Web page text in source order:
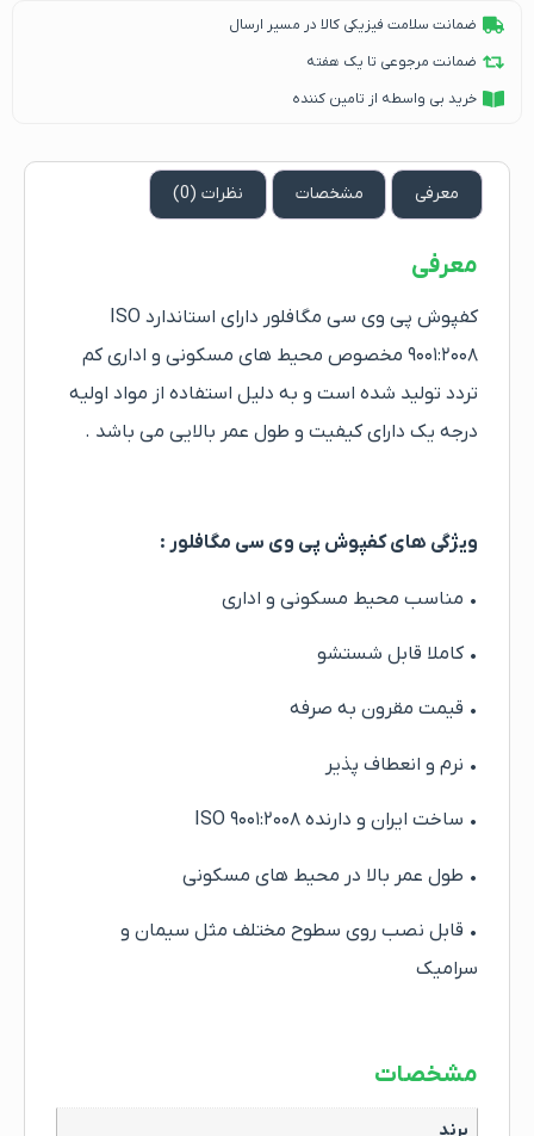
ضمانت سلامت فیزیکی کالا در مسیر ارسال
ضمانت مرجوعی تا یک هفته
خرید بی واسطه از تامین کننده
معرفی مشخصات نظرات (0)
معرفی
کفپوش پی وی سی مگافلور دارای استاندارد ISO
۹۰۰۱:۲۰۰۸ مخصوص محیط های مسکونی و اداری کم
تردد تولید شده است و به دلیل استفاده از مواد اولیه
درجه یک دارای کیفیت و طول عمر بالایی می باشد .
ویژگی های کفپوش پی وی سی مگافلور :
• مناسب محیط مسکونی و اداری
• کاملا قابل شستشو
• قیمت مقرون به صرفه
• نرم و انعطاف پذیر
• ساخت ایران و دارنده ISO ۹۰۰۱:۲۰۰۸
• طول عمر بالا در محیط های مسکونی
• قابل نصب روی سطوح مختلف مثل سیمان و
سرامیک
مشخصات
برند